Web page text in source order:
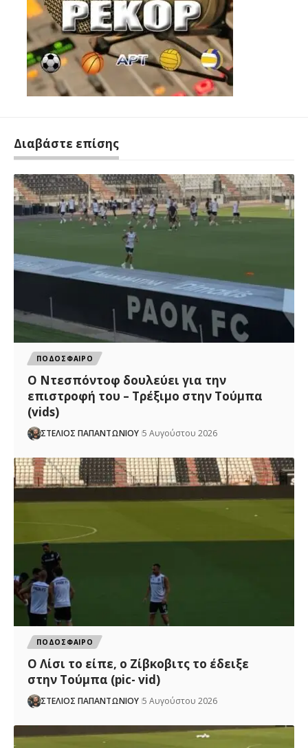
Διαβάστε επίσης
ΠΟΔΟΣΦΑΙΡΟ
Ο Ντεσπόντοφ δουλεύει για την
επιστροφή του – Τρέξιμο στην Τούμπα
(vids)
ΣΤΕΛΙΟΣ ΠΑΠΑΝΤΩΝΙΟΥ 5 Αυγούστου 2026
ΠΟΔΟΣΦΑΙΡΟ
Ο Λίσι το είπε, ο Ζίβκοβιτς το έδειξε
στην Τούμπα (pic- vid)
ΣΤΕΛΙΟΣ ΠΑΠΑΝΤΩΝΙΟΥ 5 Αυγούστου 2026